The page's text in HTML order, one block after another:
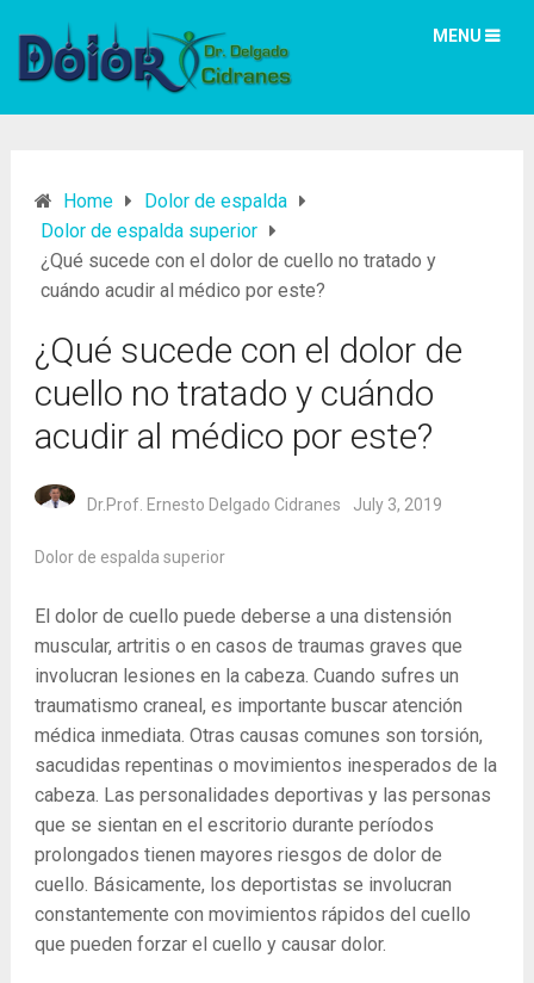
MENU
Home
Dolor de espalda
Dolor de espalda superior
¿Qué sucede con el dolor de cuello no tratado y
cuándo acudir al médico por este?
¿Qué sucede con el dolor de
cuello no tratado y cuándo
acudir al médico por este?
Dr.Prof. Ernesto Delgado Cidranes July 3, 2019
Dolor de espalda superior
El dolor de cuello puede deberse a una distensión
muscular, artritis o en casos de traumas graves que
involucran lesiones en la cabeza. Cuando sufres un
traumatismo craneal, es importante buscar atención
médica inmediata. Otras causas comunes son torsión,
sacudidas repentinas o movimientos inesperados de la
cabeza. Las personalidades deportivas y las personas
que se sientan en el escritorio durante períodos
prolongados tienen mayores riesgos de dolor de
cuello. Básicamente, los deportistas se involucran
constantemente con movimientos rápidos del cuello
que pueden forzar el cuello y causar dolor.